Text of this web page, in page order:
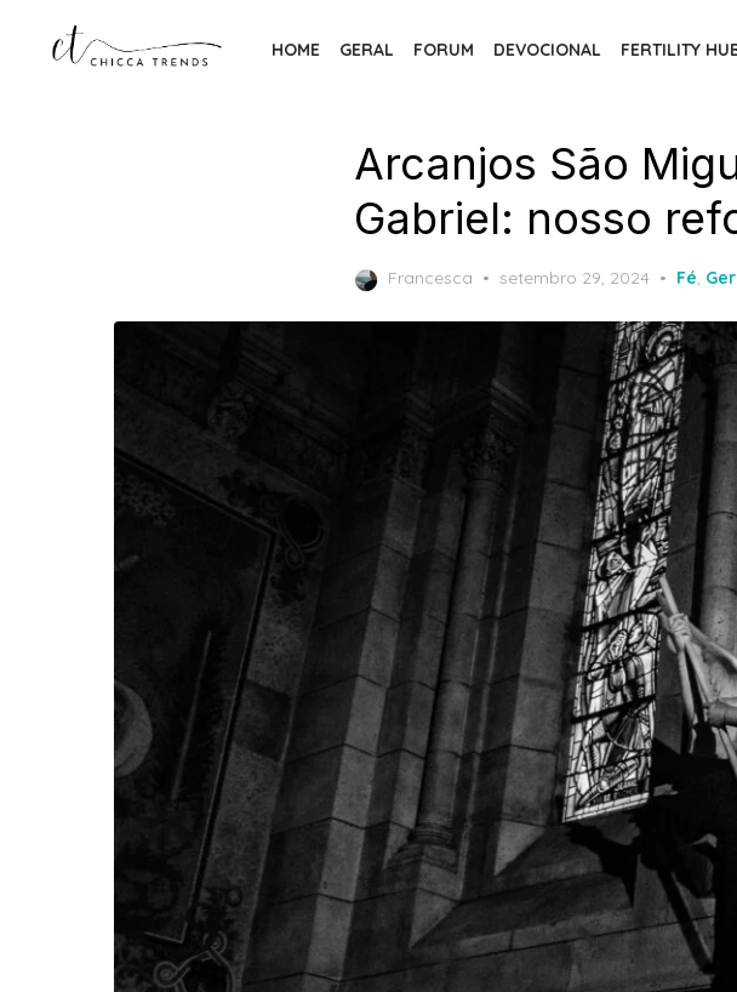
HOME GERAL FORUM DEVOCIONAL FERTILITY
Arcanjos São
Gabriel: nosso
Francesca
Posted
setembro 29, 2024 Fé,